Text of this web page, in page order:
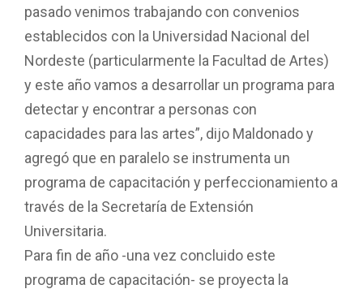
pasado venimos trabajando con convenios
establecidos con la Universidad Nacional del
Nordeste (particularmente la Facultad de Artes)
y este año vamos a desarrollar un programa para
detectar y encontrar a personas con
capacidades para las artes”, dijo Maldonado y
agregó que en paralelo se instrumenta un
programa de capacitación y perfeccionamiento a
través de la Secretaría de Extensión
Universitaria.
Para fin de año -una vez concluido este
programa de capacitación- se proyecta la